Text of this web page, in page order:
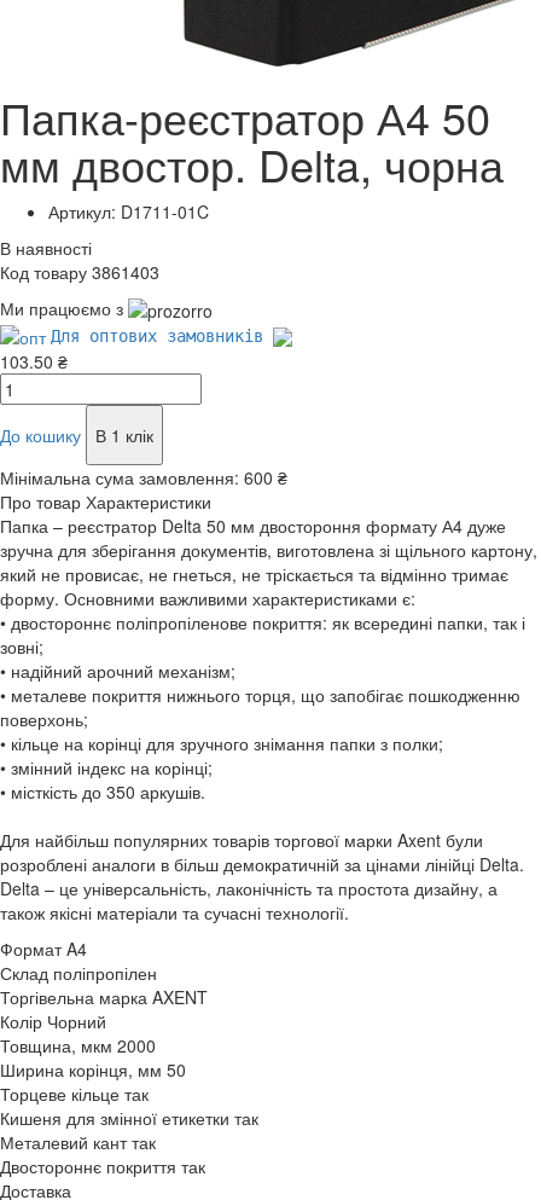
Папка-реєстратор А4 50
мм двостор. Delta, чорна
Артикул: D1711-01C
В наявності
Код товару 3861403
Ми працюємо з
Для оптових замовників
103.50 ₴
До кошику
В 1 клік
Мінімальна сума замовлення: 600 ₴
Про товар Характеристики
Папка – реєстратор Delta 50 мм двостороння формату А4 дуже
зручна для зберігання документів, виготовлена зі щільного картону,
який не провисає, не гнеться, не тріскається та відмінно тримає
форму. Основними важливими характеристиками є:
• двостороннє поліпропіленове покриття: як всередині папки, так і
зовні;
• надійний арочний механізм;
• металеве покриття нижнього торця, що запобігає пошкодженню
поверхонь;
• кільце на корінці для зручного знімання папки з полки;
• змінний індекс на корінці;
• місткість до 350 аркушів.
Для найбільш популярних товарів торгової марки Axent були
розроблені аналоги в більш демократичній за цінами лінійці Delta.
Delta – це універсальність, лаконічність та простота дизайну, а
також якісні матеріали та сучасні технології.
Формат A4
Склад поліпропілен
Торгівельна марка AXENT
Колір Чорний
Товщина, мкм 2000
Ширина корінця, мм 50
Торцеве кільце так
Кишеня для змінної етикетки так
Металевий кант так
Двостороннє покриття так
Доставка